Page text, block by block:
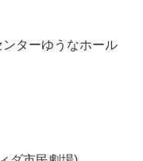
ターゆうなホール